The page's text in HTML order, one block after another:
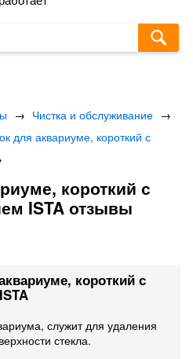
→ Чистка и обслуживание →
для аквариуме, короткий с
короткий с
ISTA отзывы
короткий с
служит для удаления
стекла.